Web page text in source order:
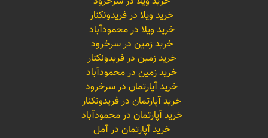
خرید ویلا در فریدونکنار
خرید ویلا در محمودآباد
خرید زمین در سرخرود
خرید زمین در فریدونکنار
خرید زمین در محمودآباد
خرید آپارتمان در سرخرود
خرید آپارتمان در فریدونکنار
خرید آپارتمان در محمودآباد
خرید آپارتمان در آمل